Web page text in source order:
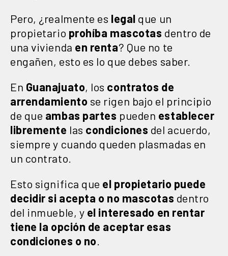
Pero, ¿realmente es legal que un
propietario prohíba mascotas dentro de
una vivienda en renta? Que no te
engañen, esto es lo que debes saber.
En Guanajuato, los contratos de
arrendamiento se rigen bajo el principio
de que ambas partes pueden establecer
libremente las condiciones del acuerdo,
siempre y cuando queden plasmadas en
un contrato.
Esto significa que el propietario puede
decidir si acepta o no mascotas dentro
del inmueble, y el interesado en rentar
tiene la opción de aceptar esas
condiciones o no